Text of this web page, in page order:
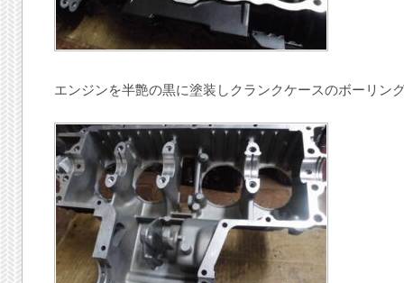
エンジンを半艶の黒に塗装しクランクケースのボーリン